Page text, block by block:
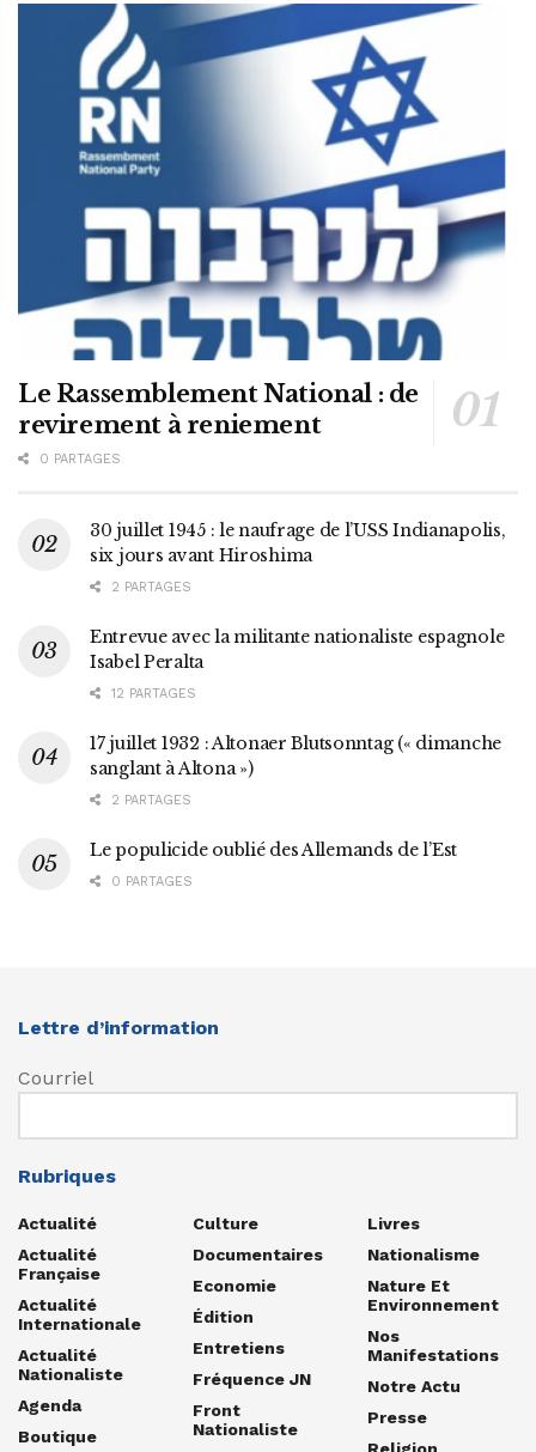
Le Rassemblement National : de
revirement à reniement
0 PARTAGES
30 juillet 1945 : le naufrage de l’USS Indianapolis,
six jours avant Hiroshima
2 PARTAGES
Entrevue avec la militante nationaliste espagnole
Isabel Peralta
12 PARTAGES
17 juillet 1932 : Altonaer Blutsonntag (« dimanche
sanglant à Altona »)
2 PARTAGES
Le populicide oublié des Allemands de l’Est
0 PARTAGES
Lettre d’information
Courriel
Rubriques
Actualité
Actualité
Française
Actualité
Internationale
Actualité
Nationaliste
Agenda
Boutique
Culture
Documentaires
Economie
Édition
Entretiens
Fréquence JN
Front
Nationaliste
Livres
Nationalisme
Nature Et
Environnement
Nos
Manifestations
Notre Actu
Presse